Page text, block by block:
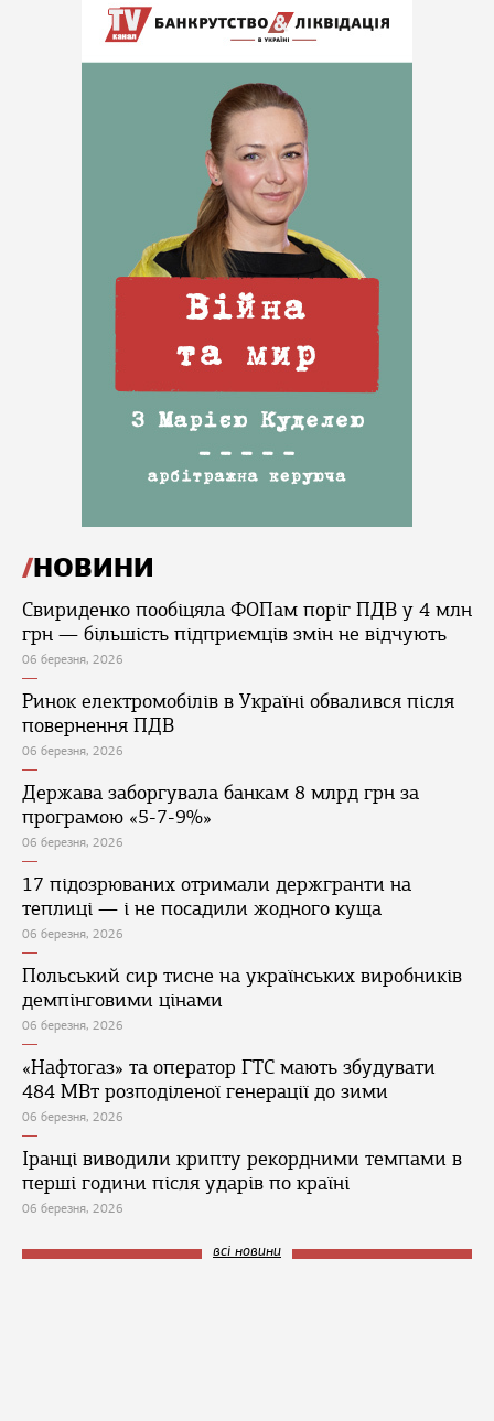
НОВИНИ
Свириденко пообіцяла ФОПам поріг ПДВ у 4 млн
грн — більшість підприємців змін не відчують
06 березня, 2026
Ринок електромобілів в Україні обвалився після
повернення ПДВ
06 березня, 2026
Держава заборгувала банкам 8 млрд грн за
програмою «5-7-9%»
06 березня, 2026
17 підозрюваних отримали держгранти на
теплиці — і не посадили жодного куща
06 березня, 2026
Польський сир тисне на українських виробників
демпінговими цінами
06 березня, 2026
«Нафтогаз» та оператор ГТС мають збудувати
484 МВт розподіленої генерації до зими
06 березня, 2026
Іранці виводили крипту рекордними темпами в
перші години після ударів по країні
06 березня, 2026
всі новини